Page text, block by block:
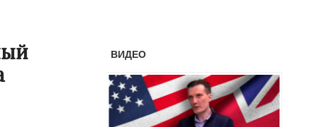
ВИДЕО